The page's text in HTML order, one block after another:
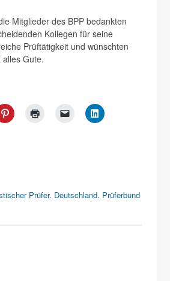
Mitglieder des BPP bedankten
Kollegen für seine
Prüftätigkeit und wünschten
Gute.
Prüfer, Deutschland, Prüferbund